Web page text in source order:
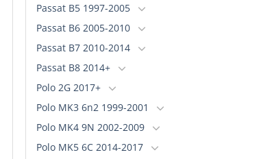
Passat B5 1997-2005
Passat B6 2005-2010
Passat B7 2010-2014
Passat B8 2014+
Polo 2G 2017+
Polo MK3 6n2 1999-2001
Polo MK4 9N 2002-2009
Polo MK5 6C 2014-2017